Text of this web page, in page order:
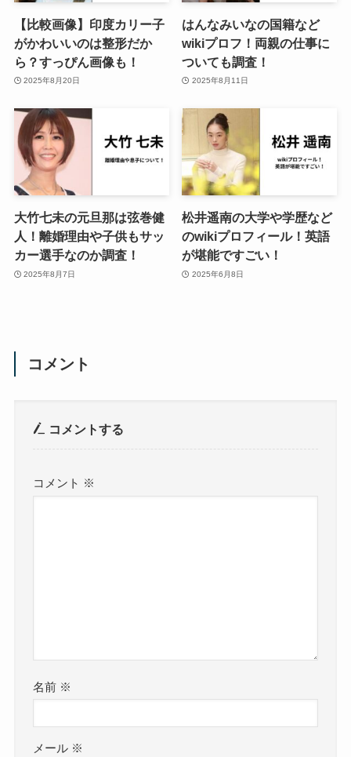
【比較画像】印度カリー子
がかわいいのは整形だか
ら？すっぴん画像も！
2025年8月20日
はんなみいなの国籍など
wikiプロフ！両親の仕事に
ついても調査！
2025年8月11日
大竹七未の元旦那は弦巻健
人！離婚理由や子供もサッ
カー選手なのか調査！
2025年8月7日
松井遥南の大学や学歴など
のwikiプロフィール！英語
が堪能ですごい！
2025年6月8日
コメント
コメントする
コメント ※
名前 ※
メール ※